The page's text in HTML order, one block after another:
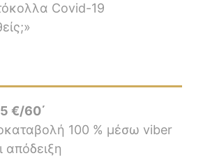
Covid-19
€/60΄
100 % μέσω viber
απόδειξη